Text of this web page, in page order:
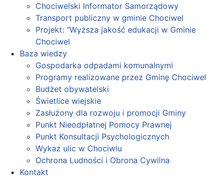
Chociwelski Informator Samorządowy
Transport publiczny w gminie Chociwel
Projekt: "Wyższa jakość edukacji w Gminie
Chociwel
Baza wiedzy
Gospodarka odpadami komunalnymi
Programy realizowane przez Gminę Chociwel
Budżet obywatelski
Świetlice wiejskie
Zasłużony dla rozwoju i promocji Gminy
Punkt Nieodpłatnej Pomocy Prawnej
Punkt Konsultacji Psychologicznych
Wykaz ulic w Chociwlu
Ochrona Ludności i Obrona Cywilna
Kontakt